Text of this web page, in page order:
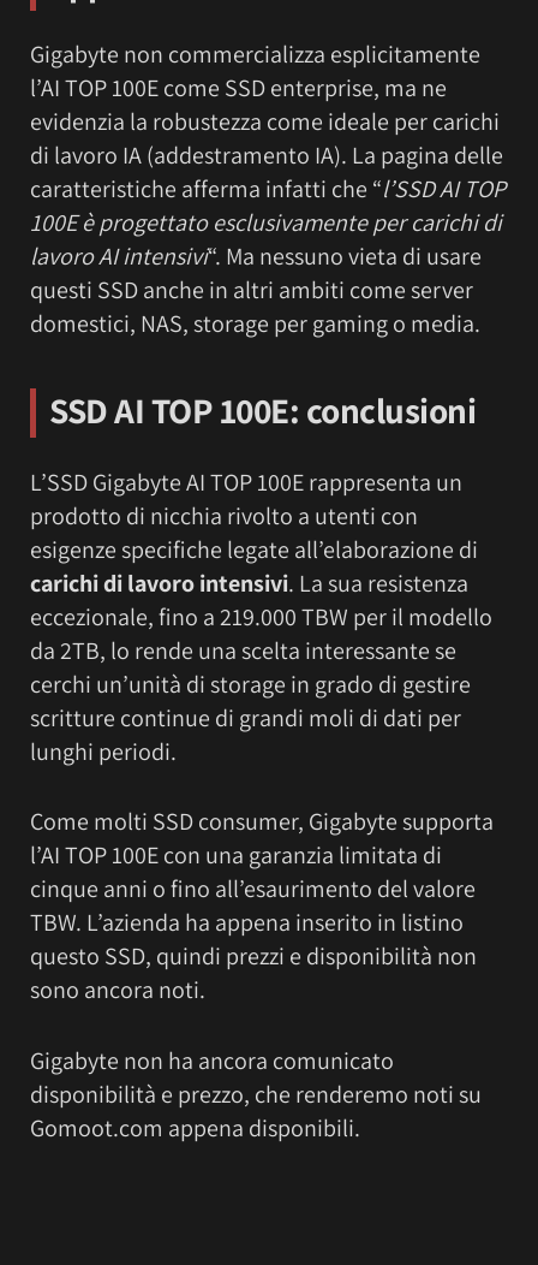
Gigabyte non commercializza esplicitamente
l’AI TOP 100E come SSD enterprise, ma ne
evidenzia la robustezza come ideale per carichi
di lavoro IA (addestramento IA). La pagina delle
caratteristiche afferma infatti che “l’SSD AI TOP
100E è progettato esclusivamente per carichi di
lavoro AI intensivi“. Ma nessuno vieta di usare
questi SSD anche in altri ambiti come server
domestici, NAS, storage per gaming o media.
SSD AI TOP 100E: conclusioni
L’SSD Gigabyte AI TOP 100E rappresenta un
prodotto di nicchia rivolto a utenti con
esigenze specifiche legate all’elaborazione di
carichi di lavoro intensivi. La sua resistenza
eccezionale, fino a 219.000 TBW per il modello
da 2TB, lo rende una scelta interessante se
cerchi un’unità di storage in grado di gestire
scritture continue di grandi moli di dati per
lunghi periodi.
Come molti SSD consumer, Gigabyte supporta
l’AI TOP 100E con una garanzia limitata di
cinque anni o fino all’esaurimento del valore
TBW. L’azienda ha appena inserito in listino
questo SSD, quindi prezzi e disponibilità non
sono ancora noti.
Gigabyte non ha ancora comunicato
disponibilità e prezzo, che renderemo noti su
Gomoot.com appena disponibili.